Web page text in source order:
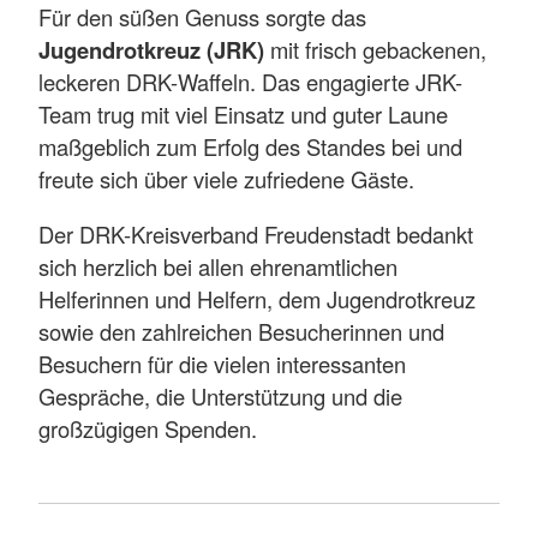
Für den süßen Genuss sorgte das
Jugendrotkreuz (JRK) mit frisch gebackenen,
leckeren DRK-Waffeln. Das engagierte JRK-
Team trug mit viel Einsatz und guter Laune
maßgeblich zum Erfolg des Standes bei und
freute sich über viele zufriedene Gäste.
Der DRK-Kreisverband Freudenstadt bedankt
sich herzlich bei allen ehrenamtlichen
Helferinnen und Helfern, dem Jugendrotkreuz
sowie den zahlreichen Besucherinnen und
Besuchern für die vielen interessanten
Gespräche, die Unterstützung und die
großzügigen Spenden.